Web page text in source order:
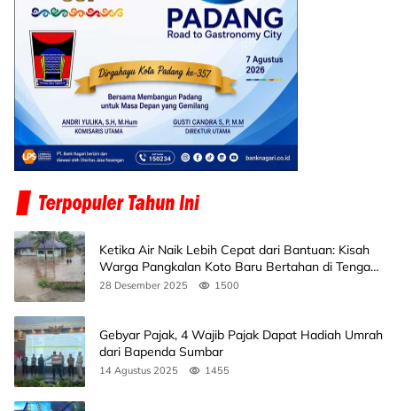
Ketika Air Naik Lebih Cepat dari Bantuan: Kisah
Warga Pangkalan Koto Baru Bertahan di Tengah
Banjir
28 Desember 2025 1500
Gebyar Pajak, 4 Wajib Pajak Dapat Hadiah Umrah
dari Bapenda Sumbar
14 Agustus 2025 1455